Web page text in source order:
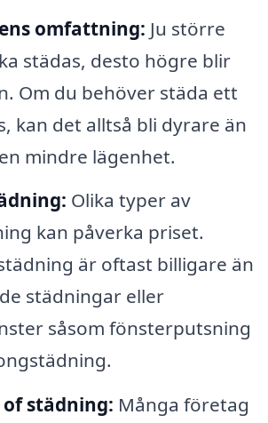
omfattning: Ju större
städas, desto högre blir
Om du behöver städa ett
kan det alltså bli dyrare än
mindre lägenhet.
Olika typer av
kan påverka priset.
är oftast billigare än
städningar eller
såsom fönsterputsning
städning: Många företag